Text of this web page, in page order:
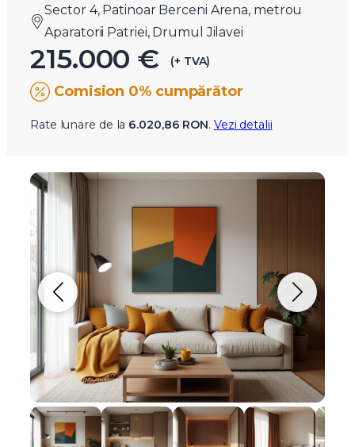
Sector 4, Patinoar Berceni Arena, metrou
Aparatorii Patriei, Drumul Jilavei
215.000 € (+ TVA)
Comision 0% cumpărător
Rate lunare de la 6.020,86 RON. Vezi detalii